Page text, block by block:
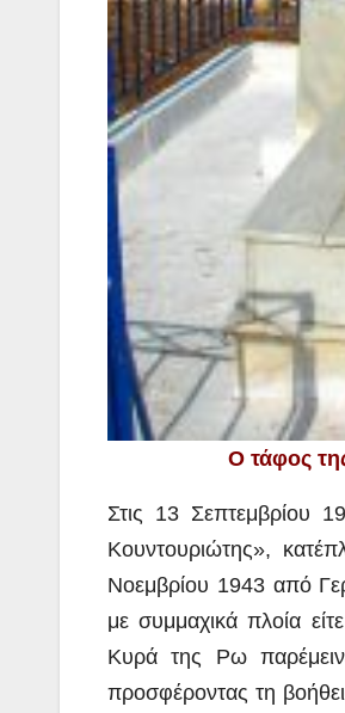
Ο τάφος
Στις 13 Σεπτεμβρίου
Κουντουριώτης»,
Νοεμβρίου 1943 από
με συμμαχικά πλοία
Κυρά της Ρω
προσφέροντας τη